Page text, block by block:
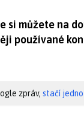
si můžete na
používané
zpráv, stačí